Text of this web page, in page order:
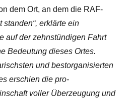
dem Ort, an dem die RAF-
standen“, erklärte ein
auf der zehnstündigen Fahrt
Bedeutung dieses Ortes.
und bestorganisierten
erschien die pro-
voller Überzeugung und